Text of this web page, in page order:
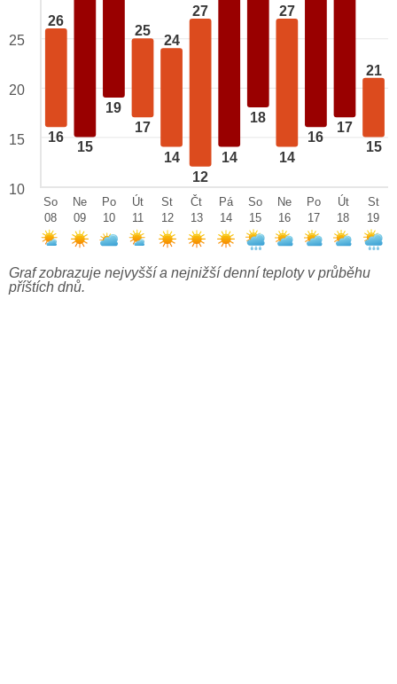
26
16
15
19
25
17
24
14
27
12
14
18
27
14
16
17
21
15
25
20
15
10
So
08
Ne
09
Po
10
Út
11
St
12
Čt
13
Pá
14
So
15
Ne
16
Po
17
Út
18
St
19
Graf zobrazuje nejvyšší a nejnižší denní teploty v průběhu
příštích dnů.